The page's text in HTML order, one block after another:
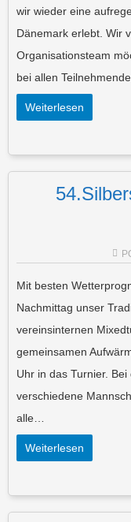
wir wieder eine
Dänemark erlebt. Wir
Organisationsteam
bei allen
Weiterlesen
Mit besten
Nachmittag unser
vereinsinternen
gemeinsamen
Uhr in das Turnier.
verschiedene
alle…
Weiterlesen